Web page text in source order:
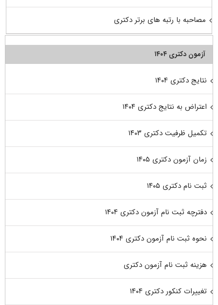
مصاحبه با رتبه های برتر دکتری
آزمون دکتری ۱۴۰۴
نتایج دکتری ۱۴۰۴
اعتراض به نتایج دکتری ۱۴۰۴
تکمیل ظرفیت دکتری ۱۴۰۳
زمان آزمون دکتری ۱۴۰۵
ثبت نام دکتری ۱۴۰۵
دفترچه ثبت نام آزمون دکتری ۱۴۰۴
نحوه ثبت نام آزمون دکتری ۱۴۰۴
هزینه ثبت نام آزمون دکتری
تغییرات کنکور دکتری ۱۴۰۴